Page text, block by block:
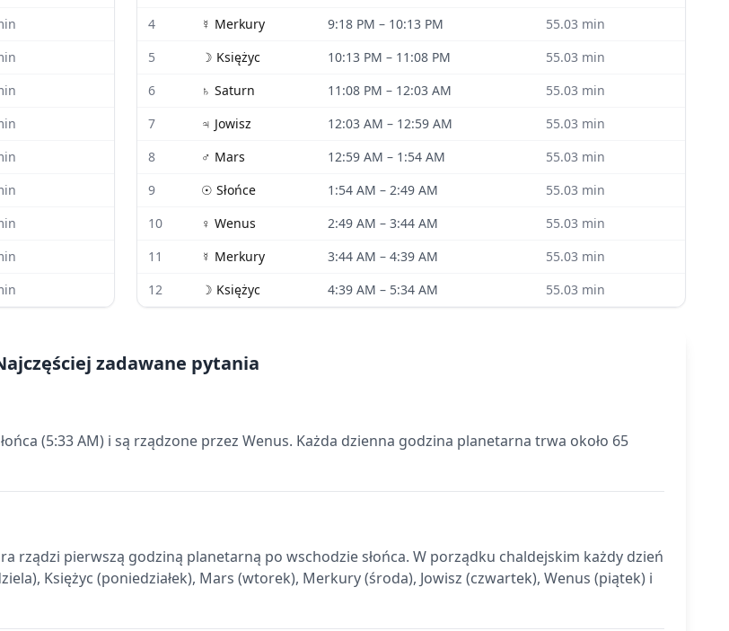
4
☿ Merkury 9:18 PM – 10:13 PM 55.03 min
5
☽ Księżyc 10:13 PM – 11:08 PM 55.03 min
6
♄ Saturn 11:08 PM – 12:03 AM 55.03 min
7
♃ Jowisz 12:03 AM – 12:59 AM 55.03 min
8
♂ Mars 12:59 AM – 1:54 AM 55.03 min
9
☉ Słońce 1:54 AM – 2:49 AM 55.03 min
10
♀ Wenus 2:49 AM – 3:44 AM 55.03 min
11
☿ Merkury 3:44 AM – 4:39 AM 55.03 min
12
☽ Księżyc 4:39 AM – 5:34 AM 55.03 min
zadawane pytania
(5:33 AM) i są rządzone przez Wenus. Każda dzienna godzina planetarna trwa około 65
rządzi pierwszą godziną planetarną po wschodzie słońca. W porządku chaldejskim każdy dzień
Księżyc (poniedziałek), Mars (wtorek), Merkury (środa), Jowisz (czwartek), Wenus (piątek) i